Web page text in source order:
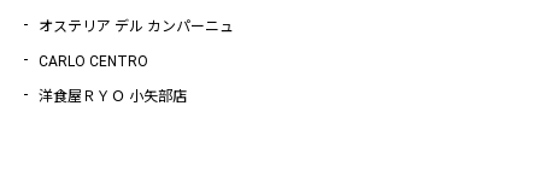
オステリア デル カンパーニュ
CARLO CENTRO
洋食屋ＲＹＯ 小矢部店